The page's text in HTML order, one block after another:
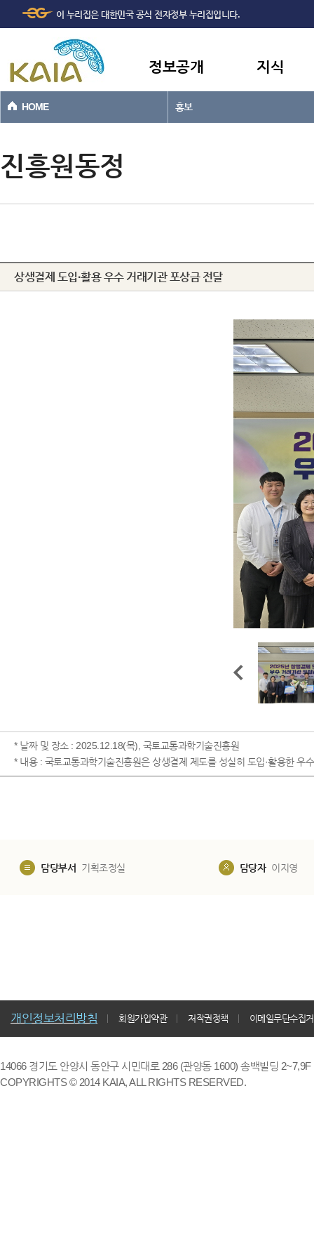
본문바로가기
이 누리집은 대한민국 공식 전자정부 누리집입니다.
정보공개 지식
HOME 홍보
진흥원동정
상생결제 도입·활용 우수 거래기관 포상금 전달
* 날짜 및 장소 : 2025.12.18(목), 국토교통과학기술진흥원
* 내용 : 국토교통과학기술진흥원은 상생결제 제도를 성실히 도입·활용한
담당부서 기획조정실 담당자 이지영
개인정보처리방침 회원가입약관 저작권정책 이메일무단수집
14066 경기도 안양시 동안구 시민대로 286 (관양동 1600) 송백빌딩
COPYRIGHTS © 2014 KAIA, ALL RIGHTS RESERVED.